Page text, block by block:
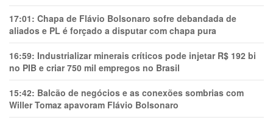
17:01: Chapa de Flávio Bolsonaro sofre debandada de
aliados e PL é forçado a disputar com chapa pura
16:59: Industrializar minerais críticos pode injetar R$ 192 bi
no PIB e criar 750 mil empregos no Brasil
15:42: Balcão de negócios e as conexões sombrias com
Willer Tomaz apavoram Flávio Bolsonaro